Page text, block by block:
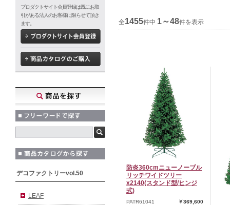
プロダクトサイト会員登録は既にお取
引がある法人のお客様に限らせて頂き
ます。
デコファクトリーvol.50
LEAF
全1455件中 1～48件を表示
防炎360cmニューノーブル
リッチワイドツリー
x2140(スタンド型/ヒンジ
式)
PATR61041 ￥369,600